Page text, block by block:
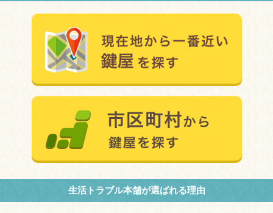
生活トラブル本舗が選ばれる理由